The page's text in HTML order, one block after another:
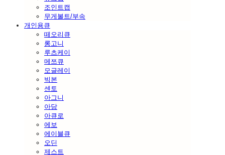
조인트캡
무게볼트/부속
개인용큐
떼오리큐
롱고니
루츠케이
메쯔큐
모글레이
빅본
센토
아그니
아담
아큐로
에보
에이블큐
오딘
제스트